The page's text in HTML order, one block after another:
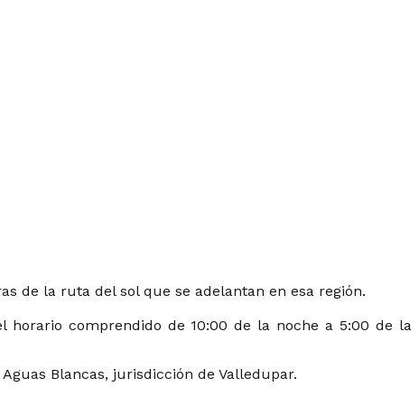
de la ruta del sol que se adelantan en esa región.
horario comprendido de 10:00 de la noche a 5:00 de la
Blancas, jurisdicción de Valledupar.